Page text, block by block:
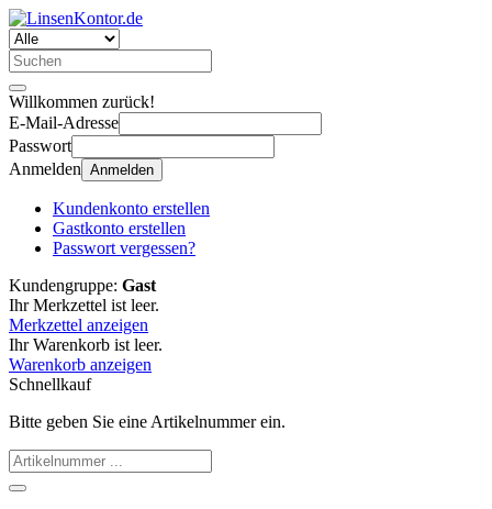
Willkommen zurück!
E-Mail-Adresse
Passwort
Anmelden Anmelden
Kundenkonto erstellen
Gastkonto erstellen
Passwort vergessen?
Kundengruppe: Gast
Ihr Merkzettel ist leer.
Merkzettel anzeigen
Ihr Warenkorb ist leer.
Warenkorb anzeigen
Schnellkauf
Bitte geben Sie eine Artikelnummer ein.